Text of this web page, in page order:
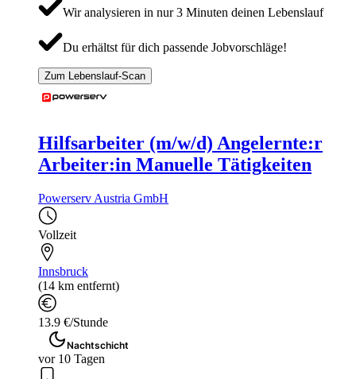
Wir analysieren in nur 3 Minuten deinen Lebenslauf
Du erhältst für dich passende Jobvorschläge!
Zum Lebenslauf-Scan
Hilfsarbeiter (m/w/d) Angelernte:r
Arbeiter:in Manuelle Tätigkeiten
Powerserv Austria GmbH
Vollzeit
Innsbruck
(14 km entfernt)
13.9 €/Stunde
Nachtschicht
vor 10 Tagen